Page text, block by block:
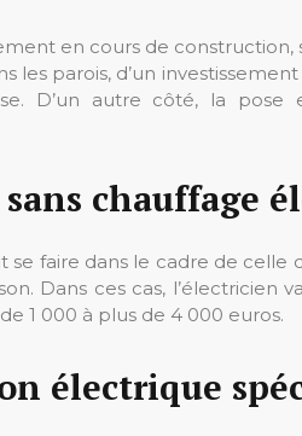
en cours de
les parois, d’un
D’un autre côté, la pose
chauffage
faire dans le cadre de celle
Dans ces cas, l’électricien
1 000 à plus de 4 000 euros.
électrique